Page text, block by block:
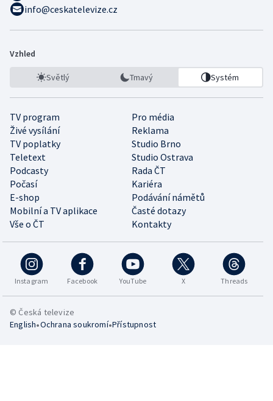
info@ceskatelevize.cz
Vzhled
Světlý Tmavý Systém
TV program
Pro média
Živé vysílání
Reklama
TV poplatky
Studio Brno
Teletext
Studio Ostrava
Podcasty
Rada ČT
Počasí
Kariéra
E-shop
Podávání námětů
Mobilní a TV aplikace
Časté dotazy
Vše o ČT
Kontakty
Instagram Facebook YouTube X Threads
© Česká televize
English•Ochrana soukromí•Přístupnost